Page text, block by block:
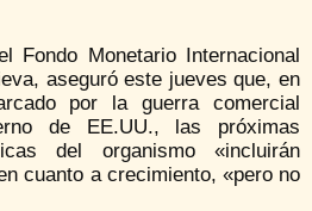
Fondo Monetario Internacional
aseguró este jueves que, en
por la guerra comercial
de EE.UU., las próximas
del organismo «incluirán
cuanto a crecimiento, «pero no